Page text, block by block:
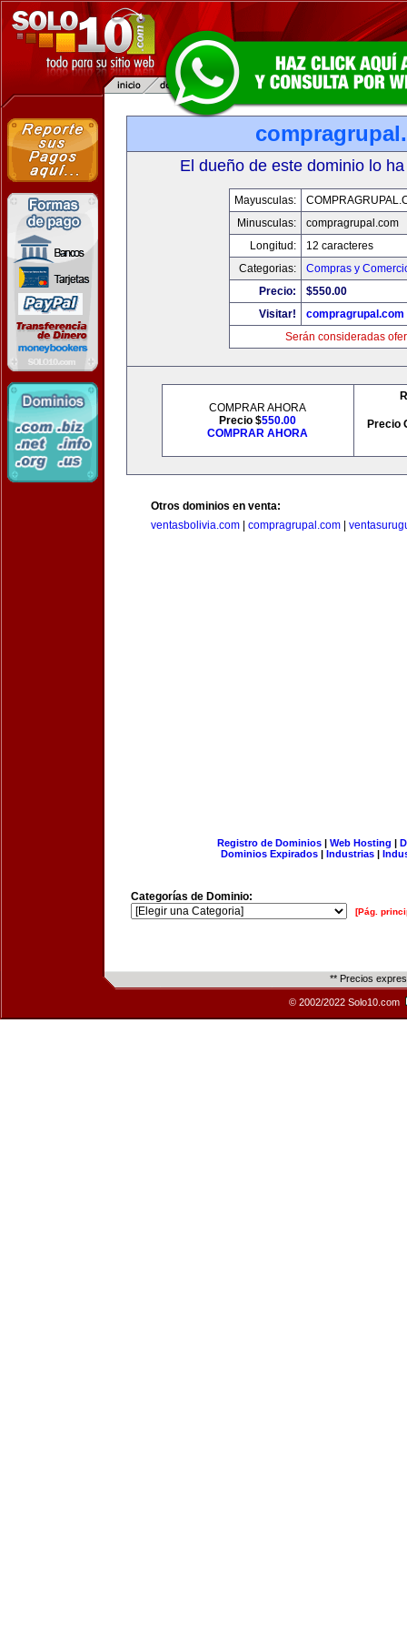
El dueño de este dominio lo
Mayusculas:
Minusculas:
compragrupal.com
Longitud:
12 caracteres
Categorias:
Compras y
Precio:
$550.00
Visitar!
compragrupal.com
Serán consideradas
COMPRAR AHORA
Precio $550.00
COMPRAR AHORA
Precio
Otros dominios en venta:
ventasbolivia.com
compragrupal.com
Registro de Dominios| Web Hosting |
Dominios Expirados | Industrias |
Categorías de Dominio:
[Pág.
** Precios
© 2002/2022 Solo10.com